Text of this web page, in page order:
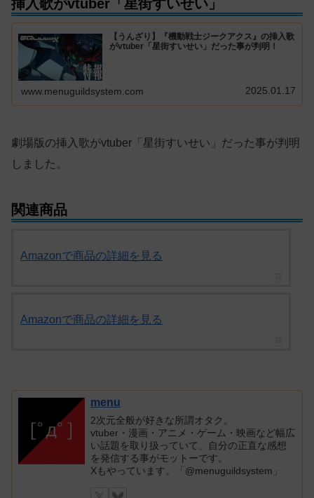
挿入歌がvtuber「星街すいせい」
【うんざり】『機動戦士ジークアクス』の挿入歌
がvtuber「星街すいせい」だった事が判明！
www.menuguildsystem.com 2025.01.17
劇場版の挿入歌がvtuber「星街すいせい」だった事が判明
しました。
関連商品
Amazonで商品の詳細を見る
Amazonで商品の詳細を見る
menu
2次元全般が好きな所謂オタク。
vtuber・漫画・アニメ・ゲーム・映画など幅広
い話題を取り扱っていて、自分の正直な感想
を発信する事がモットーです。
Xもやっています。「@menuguildsystem」